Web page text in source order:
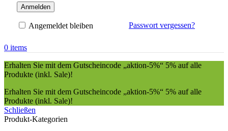
Anmelden
Passwort vergessen?
Angemeldet bleiben
0 items
Erhalten Sie mit dem Gutscheincode „aktion-5%“ 5% auf alle
Produkte (inkl. Sale)!
Erhalten Sie mit dem Gutscheincode „aktion-5%“ 5% auf alle
Produkte (inkl. Sale)!
Schließen
Produkt-Kategorien